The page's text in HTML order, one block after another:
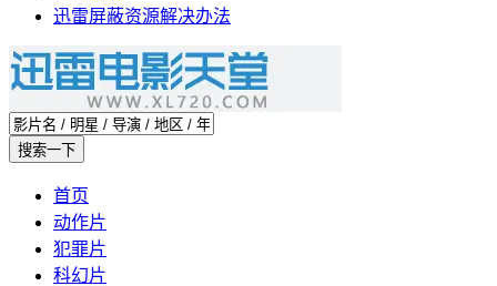
迅雷屏蔽资源解决办法
首页
动作片
犯罪片
科幻片